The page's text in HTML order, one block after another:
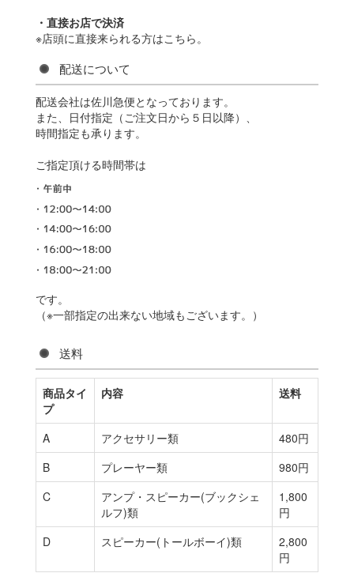
・直接お店で決済
※店頭に直接来られる方はこちら。
配送について
配送会社は佐川急便となっております。
また、日付指定（ご注文日から５日以降）、
時間指定も承ります。
ご指定頂ける時間帯は
です。
（※一部指定の出来ない地域もございます。）
送料
商品タイ
プ
内容 送料
A アクセサリー類
480円
B
プレーヤー類
980円
C
アンプ・スピーカー(ブックシェ
ルフ)類
1,800
円
D
スピーカー(トールボーイ)類
2,800
円